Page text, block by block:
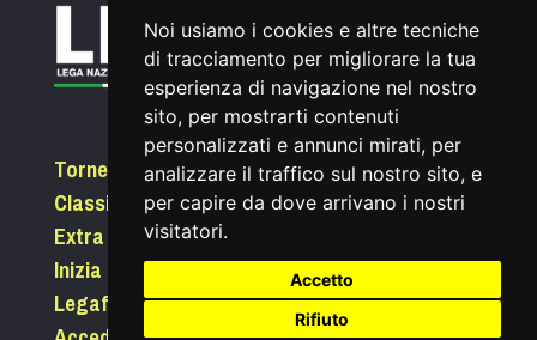
Noi usiamo i cookies e altre tecniche
di tracciamento per migliorare la tua
esperienza di navigazione nel nostro
sito, per mostrarti contenuti
personalizzati e annunci mirati, per
analizzare il traffico sul nostro sito, e
per capire da dove arrivano i nostri
visitatori.
Accetto
Rifiuto
Tornei
Classifiche
Extra
Inizia a giocare
Legafootgolf.it